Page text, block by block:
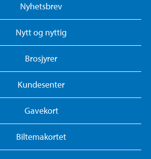
Nyhetsbrev
Nytt og nyttig
Brosjyrer
Kundesenter
Gavekort
Biltemakortet